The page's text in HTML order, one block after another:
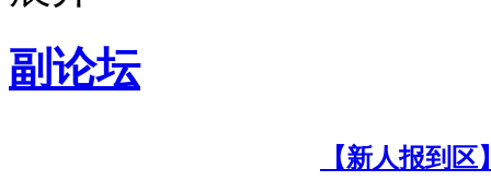
副论坛
【新人报到区